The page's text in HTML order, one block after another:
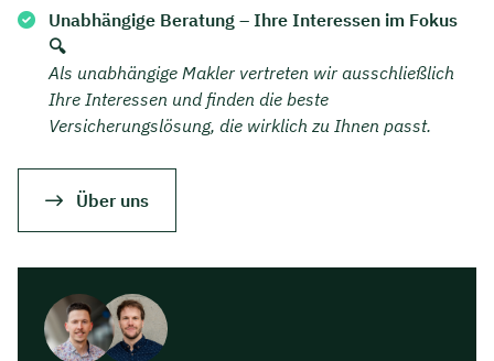
Unabhängige Beratung – Ihre Interessen im Fokus
🔍
Als unabhängige Makler vertreten wir ausschließlich
Ihre Interessen und finden die beste
Versicherungslösung, die wirklich zu Ihnen passt.
Über uns